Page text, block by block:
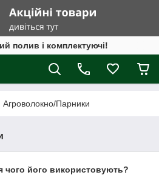
полив і комплектуючі!
Агроволокно/Парники
чого його використовують?